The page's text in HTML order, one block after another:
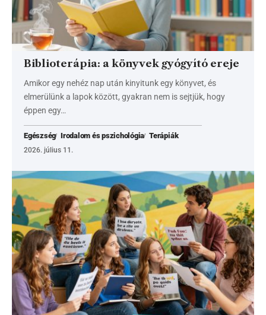
Biblioterápia: a könyvek gyógyító ereje
Amikor egy nehéz nap után kinyitunk egy könyvet, és
elmerülünk a lapok között, gyakran nem is sejtjük, hogy
éppen egy…
Egészség Irodalom és pszichológia Terápiák
2026. július 11.